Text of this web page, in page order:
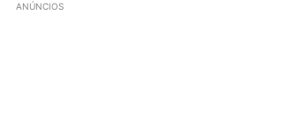
ANÚNCIOS